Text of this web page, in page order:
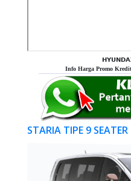
Info Harga Promo
STARIA TIPE 9 SEATER